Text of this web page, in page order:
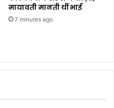
मायावती मानती थीं भाई
7 minutes ago